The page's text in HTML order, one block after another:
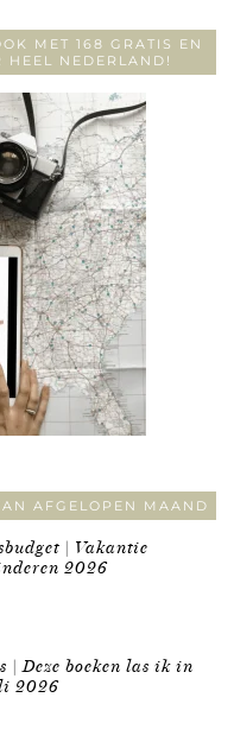
MET 168 GRATIS EN
HEEL NEDERLAND!
AFGELOPEN MAAND
| Vakantie
2026
| Deze boeken las ik in
2026